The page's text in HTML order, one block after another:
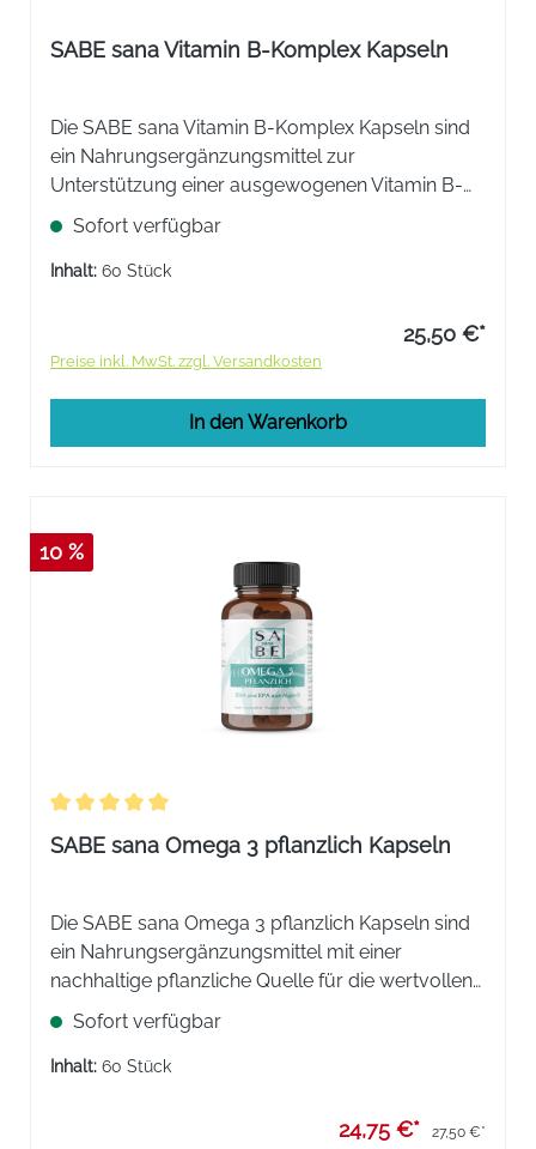
SABE sana Vitamin B-Komplex Kapseln
Die SABE sana Vitamin B-Komplex Kapseln sind
ein Nahrungsergänzungsmittel zur
Unterstützung einer ausgewogenen Vitamin B-
Versorgung. Unsere Vitamin B-Kombination
unterstützt Ihren Stoffwechsel, dient als
Katalysator und fördert den Energiehaushalt.
Sofort verfügbar
Inhalt: 60 Stück
25,50 €*
Preise inkl. MwSt. zzgl. Versandkosten
In den Warenkorb
10 %
Durchschnittliche Bewertung von 5 von 5 Sternen
SABE sana Omega 3 pflanzlich Kapseln
Die SABE sana Omega 3 pflanzlich Kapseln sind
ein Nahrungsergänzungsmittel mit einer
nachhaltige pflanzliche Quelle für die wertvollen
Fettsäuren EPA und DHA. Die Fettsäuren
unterstützen die normale Funktion von Herz,
Gehirn und der Sehkraft.
Sofort verfügbar
Inhalt: 60 Stück
24,75 €* 27,50 €*